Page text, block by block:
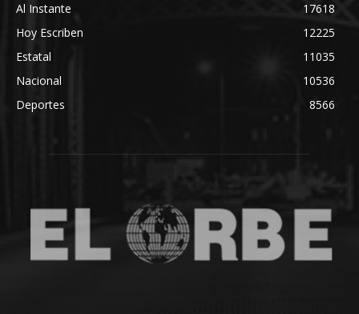
Al Instante
17618
Hoy Escriben
12225
Estatal
11035
Nacional
10536
Deportes
8566